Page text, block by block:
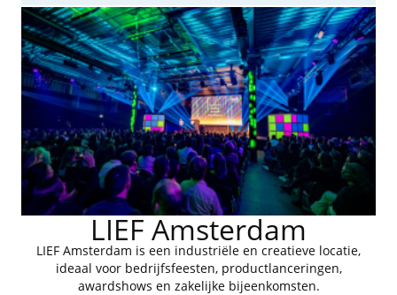
LIEF Amsterdam
LIEF Amsterdam is een industriële en creatieve locatie,
ideaal voor bedrijfsfeesten, productlanceringen,
awardshows en zakelijke bijeenkomsten.